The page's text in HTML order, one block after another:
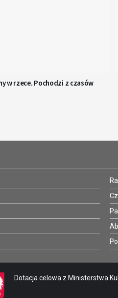
w rzece. Pochodzi z czasów
Dotacja celowa z Ministerstwa